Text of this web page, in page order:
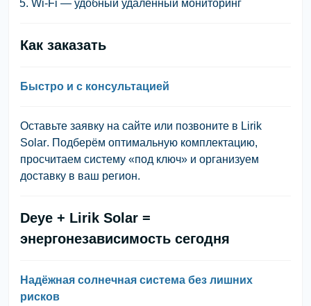
Wi-Fi — удобный удалённый мониторинг
Как заказать
Быстро и с консультацией
Оставьте заявку на сайте или позвоните в Lirik
Solar. Подберём оптимальную комплектацию,
просчитаем систему «под ключ» и организуем
доставку в ваш регион.
Deye + Lirik Solar =
энергонезависимость сегодня
Надёжная солнечная система без лишних
рисков